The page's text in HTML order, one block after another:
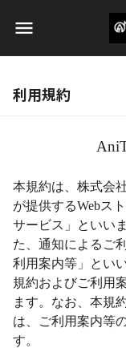
利用規約
本規約は、株式会
が提供するWebス
サービス」といい
た、通知によるご
利用案内等」とい
規約およびご利用
ます。なお、本規
は、ご利用案内等
す。